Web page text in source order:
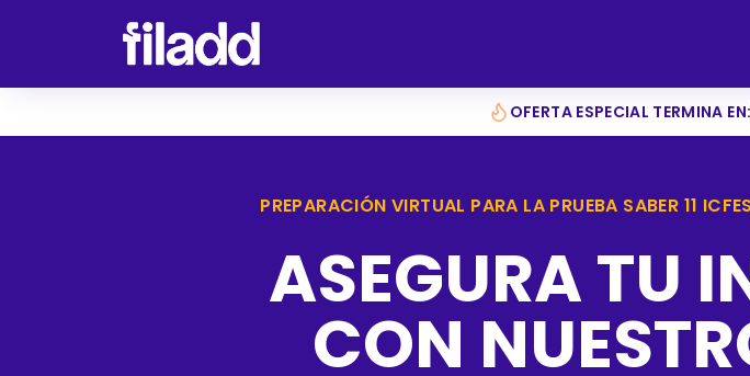
OFERTA ESPECIAL TERMINA EN:
PREPARACIÓN VIRTUAL PARA LA PRUEBA SABER 11
ASEGURA TU
CON